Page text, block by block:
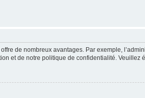
de nombreux avantages. Par exemple,
et de notre politique de confidentialité.